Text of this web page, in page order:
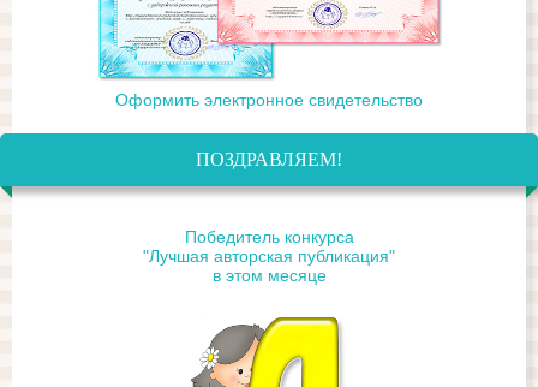
Оформить электронное свидетельство
ПОЗДРАВЛЯЕМ!
Победитель конкурса
"Лучшая авторская публикация"
в этом месяце